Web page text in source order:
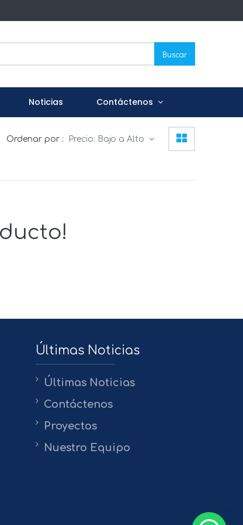
Buscar
Noticias Contáctenos
Ordenar por : Precio: Bajo a Alto
Últimas Noticias
Últimas Noticias
Contáctenos
Proyectos
Nuestro Equipo